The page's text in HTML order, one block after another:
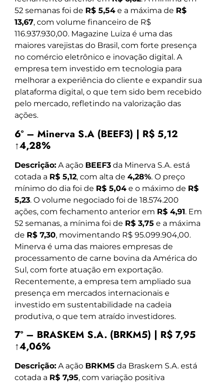
52 semanas foi de R$ 5,54 e a máxima de R$
13,67, com volume financeiro de R$
116.937.930,00. Magazine Luiza é uma das
maiores varejistas do Brasil, com forte presença
no comércio eletrônico e inovação digital. A
empresa tem investido em tecnologia para
melhorar a experiência do cliente e expandir sua
plataforma digital, o que tem sido bem recebido
pelo mercado, refletindo na valorização das
ações.
6º – Minerva S.A (BEEF3) | R$ 5,12
↑4,28%
Descrição: A ação BEEF3 da Minerva S.A. está
cotada a R$ 5,12, com alta de 4,28%. O preço
mínimo do dia foi de R$ 5,04 e o máximo de R$
5,23. O volume negociado foi de 18.574.200
ações, com fechamento anterior em R$ 4,91. Em
52 semanas, a mínima foi de R$ 3,75 e a máxima
de R$ 7,30, movimentando R$ 95.099.904,00.
Minerva é uma das maiores empresas de
processamento de carne bovina da América do
Sul, com forte atuação em exportação.
Recentemente, a empresa tem ampliado sua
presença em mercados internacionais e
investido em sustentabilidade na cadeia
produtiva, o que tem atraído investidores.
7º – BRASKEM S.A. (BRKM5) | R$ 7,95
↑4,06%
Descrição: A ação BRKM5 da Braskem S.A. está
cotada a R$ 7,95, com variação positiva